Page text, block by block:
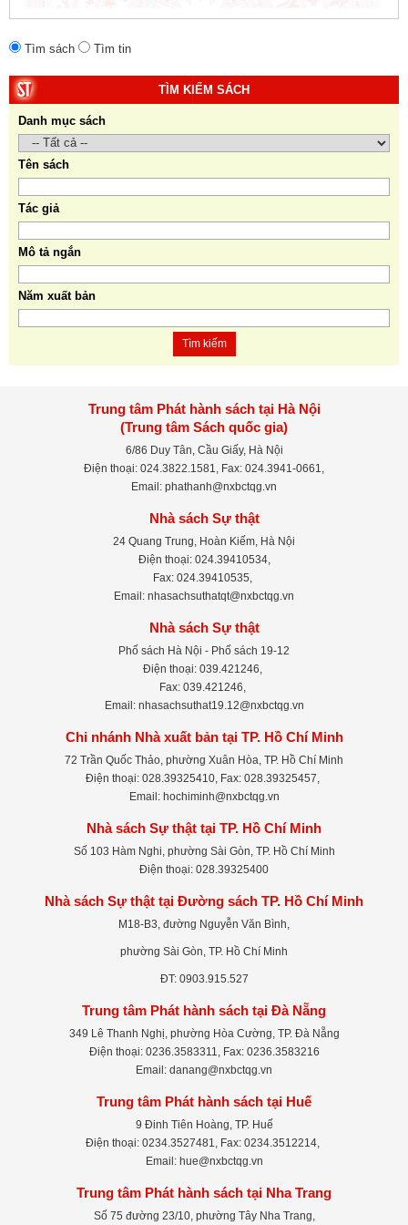
Tìm sách Tìm tin
TÌM KIẾM SÁCH
Danh mục sách
Tên sách
Tác giả
Mô tả ngắn
Năm xuất bản
Tìm kiếm
Trung tâm Phát hành sách tại Hà Nội
(Trung tâm Sách quốc gia)
6/86 Duy Tân, Cầu Giấy, Hà Nội
Điện thoại: 024.3822.1581, Fax: 024.3941-0661,
Email: phathanh@nxbctqg.vn
Nhà sách Sự thật
24 Quang Trung, Hoàn Kiếm, Hà Nội
Điện thoại: 024.39410534,
Fax: 024.39410535,
Email: nhasachsuthatqt@nxbctqg.vn
Nhà sách Sự thật
Phố sách Hà Nội - Phố sách 19-12
Điện thoại: 039.421246,
Fax: 039.421246,
Email: nhasachsuthat19.12@nxbctqg.vn
Chi nhánh Nhà xuất bản tại TP. Hồ Chí Minh
72 Trần Quốc Thảo, phường Xuân Hòa, TP. Hồ Chí Minh
Điện thoại: 028.39325410, Fax: 028.39325457,
Email: hochiminh@nxbctqg.vn
Nhà sách Sự thật tại TP. Hồ Chí Minh
Số 103 Hàm Nghi, phường Sài Gòn, TP. Hồ Chí Minh
Điện thoại: 028.39325400
Nhà sách Sự thật tại Đường sách TP. Hồ Chí Minh
M18-B3, đường Nguyễn Văn Bình,
phường Sài Gòn, TP. Hồ Chí Minh
ĐT: 0903.915.527
Trung tâm Phát hành sách tại Đà Nẵng
349 Lê Thanh Nghị, phường Hòa Cường, TP. Đà Nẵng
Điện thoại: 0236.3583311, Fax: 0236.3583216
Email: danang@nxbctqg.vn
Trung tâm Phát hành sách tại Huế
9 Đinh Tiên Hoàng, TP. Huế
Điện thoại: 0234.3527481, Fax: 0234.3512214,
Email: hue@nxbctqg.vn
Trung tâm Phát hành sách tại Nha Trang
Số 75 đường 23/10, phường Tây Nha Trang,